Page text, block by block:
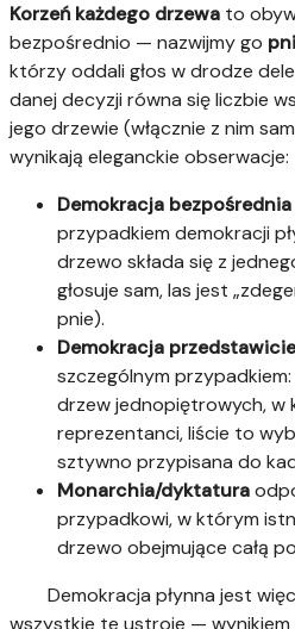
Korzeń każdego drzewa to
bezpośrednio — nazwijmy go
którzy oddali głos w drodze
danej decyzji równa się liczbie
jego drzewie (włącznie z nim
wynikają eleganckie obserwacje:
Demokracja bezpośrednia
przypadkiem demokracji
drzewo składa się z
głosuje sam, las jest
pnie).
Demokracja
szczególnym przypadkiem:
drzew jednopiętrowych, w
reprezentanci, liście to
sztywno przypisana do
Monarchia/dyktatura
przypadkowi, w którym
drzewo obejmujące całą
Demokracja płynna jest więc
wszystkie te ustroje — wynikiem